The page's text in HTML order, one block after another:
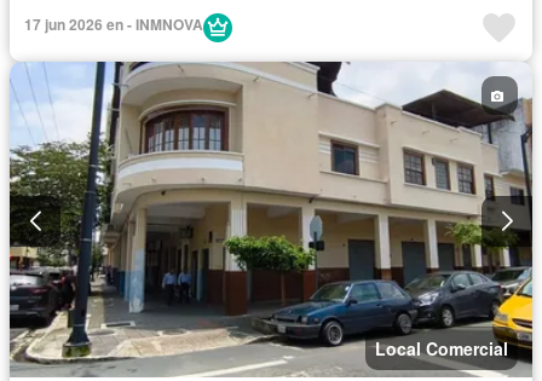
17 jun 2026 en - INMNOVA
Local Comercial